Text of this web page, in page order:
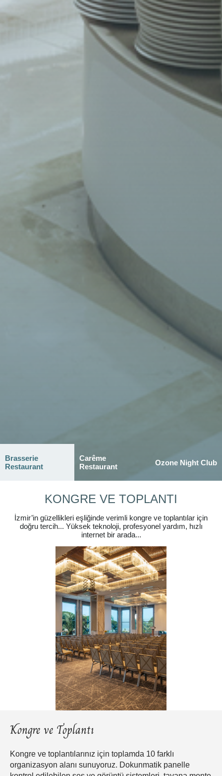
Brasserie
Restaurant
Carême
Restaurant
Ozone Night Club
KONGRE VE TOPLANTI
İzmir’in güzellikleri eşliğinde verimli kongre ve toplantılar için
doğru tercih... Yüksek teknoloji, profesyonel yardım, hızlı
internet bir arada...
Kongre ve Toplantı
Kongre ve toplantılarınız için toplamda 10 farklı
organizasyon alanı sunuyoruz. Dokunmatik panelle